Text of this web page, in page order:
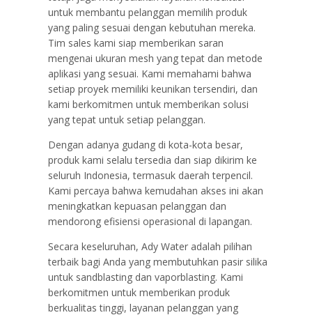
untuk membantu pelanggan memilih produk
yang paling sesuai dengan kebutuhan mereka.
Tim sales kami siap memberikan saran
mengenai ukuran mesh yang tepat dan metode
aplikasi yang sesuai. Kami memahami bahwa
setiap proyek memiliki keunikan tersendiri, dan
kami berkomitmen untuk memberikan solusi
yang tepat untuk setiap pelanggan.
Dengan adanya gudang di kota-kota besar,
produk kami selalu tersedia dan siap dikirim ke
seluruh Indonesia, termasuk daerah terpencil.
Kami percaya bahwa kemudahan akses ini akan
meningkatkan kepuasan pelanggan dan
mendorong efisiensi operasional di lapangan.
Secara keseluruhan, Ady Water adalah pilihan
terbaik bagi Anda yang membutuhkan pasir silika
untuk sandblasting dan vaporblasting. Kami
berkomitmen untuk memberikan produk
berkualitas tinggi, layanan pelanggan yang